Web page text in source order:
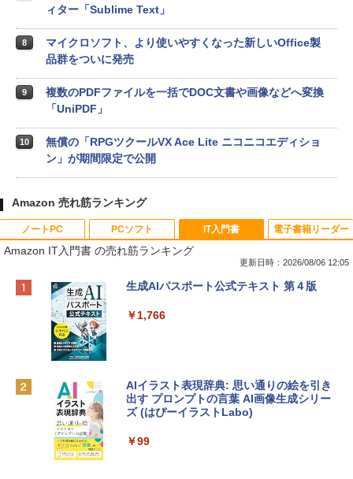
ィター「Sublime Text」
8
マイクロソフト、より使いやすくなった新しいOffice製
品群をついに発売
9
複数のPDFファイルを一括でDOC文書や画像などへ変換
「UniPDF」
10
無償の「RPGツクールVX Ace Lite ニコニコエディショ
ン」が期間限定で公開
Amazon 売れ筋ランキング
ノートPC
Apple 2026 MacBook Neo A18 Proチッ
e Intelligenceのために設計、Liquid Ret
￥137,800
tomtoc 360°保護 15.6 16インチ パソコ
PCソフト
Xbox プリペイドカード 10,000円 デジタ
ンラインコード]
Robloxギフトカード - 800 Robux 【限
定バーチャルアイテムを含む】 【オンラ
インゲームコード】 ロブロックス | オン
IT入門書
Amazon IT入門書 の売れ筋ランキング
更新日時：2026/08/06 12:05
生成AIパスポート公式テキスト 第４版
￥1,766
AIイラスト表現辞典: 思い通りの絵を引き
出す プロンプトの言葉 AI画像生成シリー
ズ (はぴーイラストLabo)
￥99
電子書籍リーダー